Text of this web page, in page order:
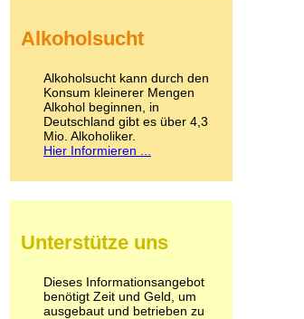
Kokain
LSD
Marihuana
Medikamente
Meskalin
Metamphetamin
Methadon
Pilze
Psychopharmaka
Schlafmittel
Schmerzmittel
Alkoholsucht
Alkoholsucht kann durch den
Konsum kleinerer Mengen
Alkohol beginnen, in
Deutschland gibt es über 4,3
Mio. Alkoholiker.
Hier Informieren ...
Unterstütze uns
Dieses Informationsangebot
benötigt Zeit und Geld, um
ausgebaut und betrieben zu